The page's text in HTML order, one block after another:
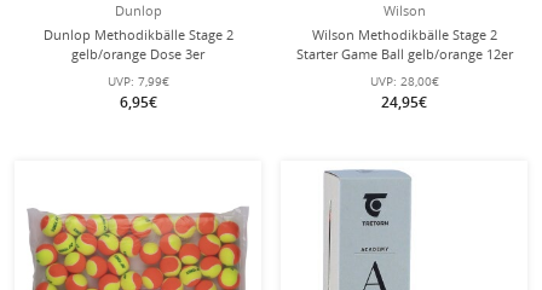
Dunlop
Dunlop Methodikbälle Stage 2
gelb/orange Dose 3er
UVP: 7,99€
6,95€
Wilson
Wilson Methodikbälle Stage 2
Starter Game Ball gelb/orange 12er
Beutel
UVP: 28,00€
24,95€